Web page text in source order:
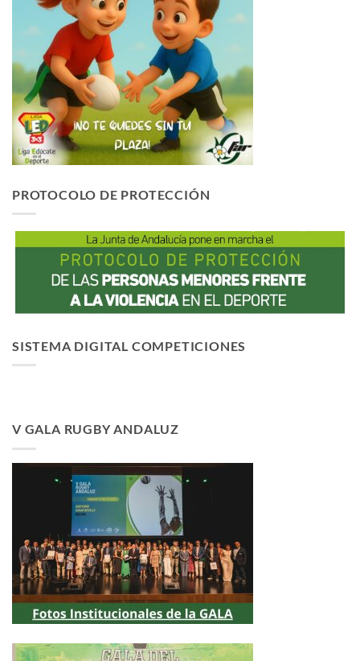
PROTOCOLO DE PROTECCIÓN
SISTEMA DIGITAL COMPETICIONES
V GALA RUGBY ANDALUZ